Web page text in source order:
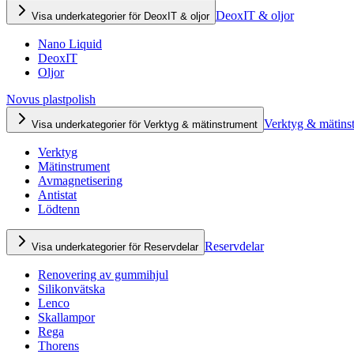
Visa underkategorier för DeoxIT & oljor DeoxIT & oljor
Nano Liquid
DeoxIT
Oljor
Novus plastpolish
Visa underkategorier för Verktyg & mätinstrument Verktyg &
Verktyg
Mätinstrument
Avmagnetisering
Antistat
Lödtenn
Visa underkategorier för Reservdelar Reservdelar
Renovering av gummihjul
Silikonvätska
Lenco
Skallampor
Rega
Thorens